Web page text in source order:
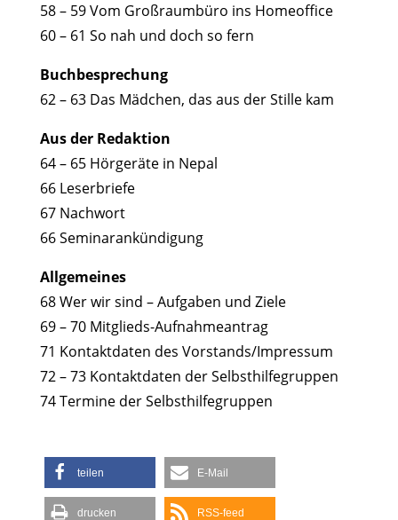
58 – 59 Vom Großraumbüro ins Homeoffice
60 – 61 So nah und doch so fern
Buchbesprechung
62 – 63 Das Mädchen, das aus der Stille kam
Aus der Redaktion
64 – 65 Hörgeräte in Nepal
66 Leserbriefe
67 Nachwort
66 Seminarankündigung
Allgemeines
68 Wer wir sind – Aufgaben und Ziele
69 – 70 Mitglieds-Aufnahmeantrag
71 Kontaktdaten des Vorstands/Impressum
72 – 73 Kontaktdaten der Selbsthilfegruppen
74 Termine der Selbsthilfegruppen
teilen E-Mail
drucken RSS-feed